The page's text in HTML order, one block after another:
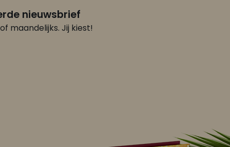
nieuwsbrief
maandelijks. Jij kiest!